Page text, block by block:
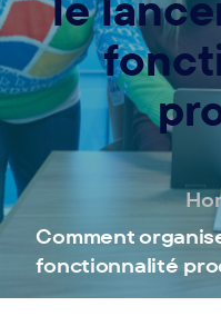
Comment
fonctionnalité